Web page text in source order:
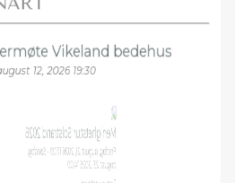
Vikeland bedehus
12, 2026 19:30
Solstrand 2026
21, 2026 17:00 - Søndag,
14:00